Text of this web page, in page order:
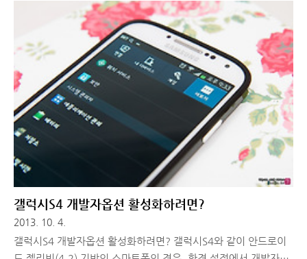
갖고 다니는 것이 일반적입니다. 하지만 멀티 리더기를 인식시키
기 위해 케이블도 갖고 다녀야 하고 노트북이 없는 경우, 급하게
스마트폰으로 포스팅을 해야 할 때도 있는데 이 경우에는 무선으
로 SD카드를 인식할 수 있는 멀티 리더기의 필요성이 더욱 커집니
다. 오늘 소개해드릴 ADATA 대쉬드라이브 에어 AE400은 이러
한 고민을 해소해 줄 수 있도록 멀티 리더기 기능 뿐만 아니..
갤럭시S4 개발자옵션 활성화하려면?
2013. 10. 4.
갤럭시S4 개발자옵션 활성화하려면? 갤럭시S4와 같이 안드로이